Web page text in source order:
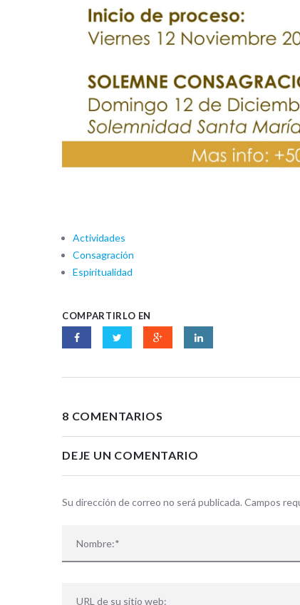
Actividades
Consagración
Espiritualidad
COMPARTIRLO EN
8 COMENTARIOS
DEJE UN COMENTARIO
Su dirección de correo no será publicada. Campos